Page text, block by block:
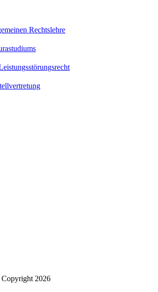
Rechtslehre
Copyright 2026